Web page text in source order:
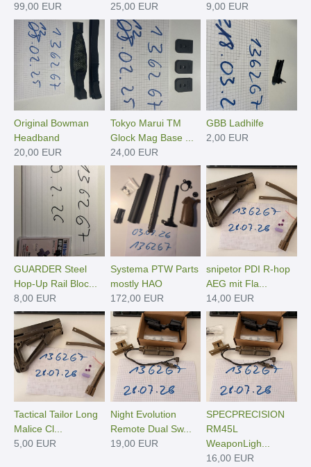
99,00 EUR
25,00 EUR
9,00 EUR
Original Bowman
Headband
20,00 EUR
Tokyo Marui TM
Glock Mag Base ...
24,00 EUR
GBB Ladhilfe
2,00 EUR
GUARDER Steel
Hop-Up Rail Bloc...
8,00 EUR
Systema PTW Parts
mostly HAO
172,00 EUR
snipetor PDI R-hop
AEG mit Fla...
14,00 EUR
Tactical Tailor Long
Malice Cl...
5,00 EUR
Night Evolution
Remote Dual Sw...
19,00 EUR
SPECPRECISION
RM45L
WeaponLigh...
16,00 EUR